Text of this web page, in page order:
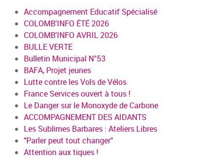
Accompagnement Educatif Spécialisé
COLOMB'INFO ÉTÉ 2026
COLOMB'INFO AVRIL 2026
BULLE VERTE
Bulletin Municipal N°53
BAFA, Projet jeunes
Lutte contre les Vols de Vélos
France Services ouvert à tous !
Le Danger sur le Monoxyde de Carbone
ACCOMPAGNEMENT DES AIDANTS
Les Sublimes Barbares : Ateliers Libres
"Parler peut tout changer"
Attention aux tiques !